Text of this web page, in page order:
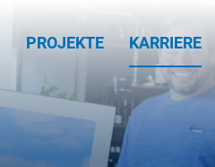
PROJEKTE KARRIERE